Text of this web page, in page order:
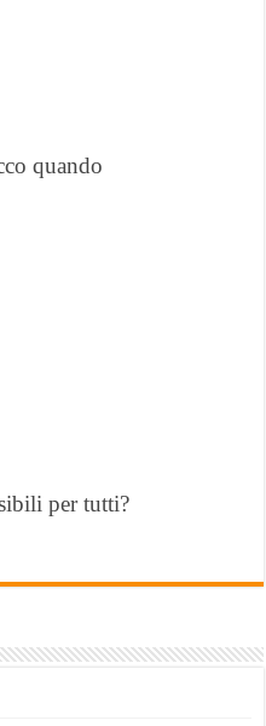
quando
per tutti?